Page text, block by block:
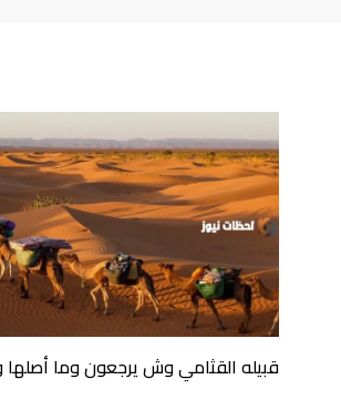
قبيله القثامي وش يرجعون وما أصلها